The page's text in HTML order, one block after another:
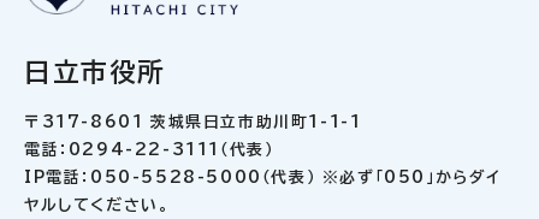
日立市役所
〒317-8601 茨城県日立市助川町1-1-1
電話：0294-22-3111（代表）
IP電話：050-5528-5000（代表） ※必ず「050」からダイ
ヤルしてください。